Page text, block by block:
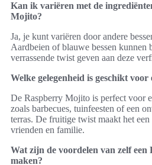
Kan ik variëren met de
Mojito?
Ja, je kunt variëren door andere
Aardbeien of blauwe bessen kunnen
verrassende twist geven aan deze
Welke gelegenheid is geschikt
De Raspberry Mojito is perfect voor
zoals barbecues, tuinfeesten of een
terras. De fruitige twist maakt het
vrienden en familie.
Wat zijn de voordelen van zelf
maken?